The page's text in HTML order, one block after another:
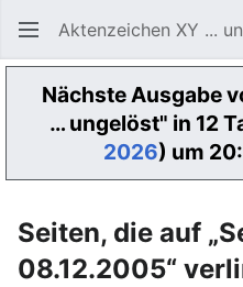
Aktenzeichen XY ...
Nächste Ausgabe
… ungelöst" in 12
2026) um
Seiten, die auf
08.12.2005“